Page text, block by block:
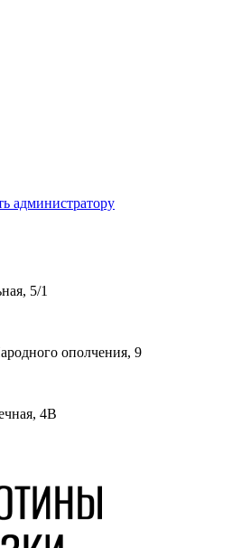
администратору
5/1
ополчения, 9
4В